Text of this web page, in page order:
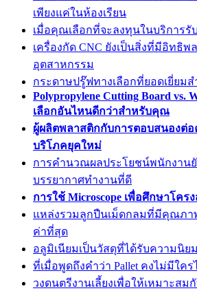
เพียงแค่ในห้องเรียน
เมื่อคุณเลือกที่จะลงทุนในบริการรั
เครื่องกัด CNC ยังเป็นสิ่งที่มีอิทธิ
อุตสาหกรรม
กระดาษปรู๊ฟทางเลือกที่ยอดเยี่ยม
Polypropylene Cutting Board vs.
เลือกอันไหนดีกว่าสำหรับคุณ
ผู้ผลิตพลาสติกกับการตอบสนองต่
บริโภคยุคใหม่
การคำนวณผลประโยชน์พนักงานยั
บรรยากาศทำงานที่ดี
การใช้ Microscope เพื่อศึกษาโคร
แหล่งรวมลูกปืนเม็ดกลมที่มีคุณภา
ค่าที่สุด
อลูมิเนียมเป็นวัสดุที่ได้รับความนิย
ที่เมื่อพูดถึงคำว่า Pallet คงไม่มีใคร
วงดนตรีงานเลี้ยงเพื่อให้เหมาะสม